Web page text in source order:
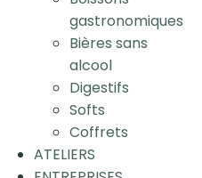
gastronomiques
Bières sans
alcool
Digestifs
Softs
Coffrets
ATELIERS